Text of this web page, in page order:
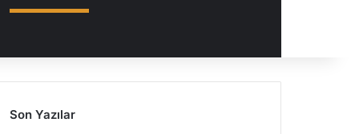
Son Yazılar